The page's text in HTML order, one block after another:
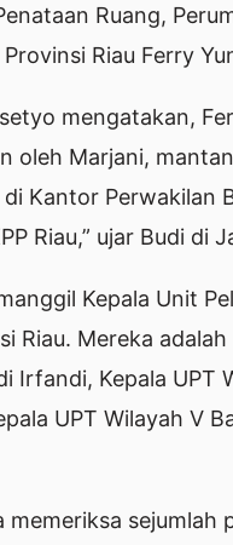
Ruang,
Riau Ferry
mengatakan,
oleh Marjani,
Kantor Perwakilan
Riau,” ujar Budi di
Kepala Unit
Riau. Mereka
Irfandi, Kepala UPT
UPT Wilayah V
memeriksa